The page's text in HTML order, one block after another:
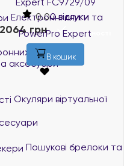
Електронні книги та
книг
аксесуари
Окуляри віртуальної
Пошукові брелоки та
0.00 відгуки
В наявності
грн
В кошик